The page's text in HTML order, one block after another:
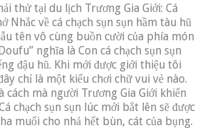
thử tại du lịch Trương Gia Giới: Cá
Nhắc về cá chạch sụn sụn hầm tàu hũ
tên vô cùng buồn cười của phía món
nghĩa là Con cá chạch sụn sụn
đậu hũ. Khi mới được giới thiệu tôi
chỉ là một kiểu chơi chữ vui vẻ nào.
cách mà người Trương Gia Giới khiến
chạch sụn sụn lúc mới bắt lên sẽ được
muối cho nhả hết bùn, cát của bụng.